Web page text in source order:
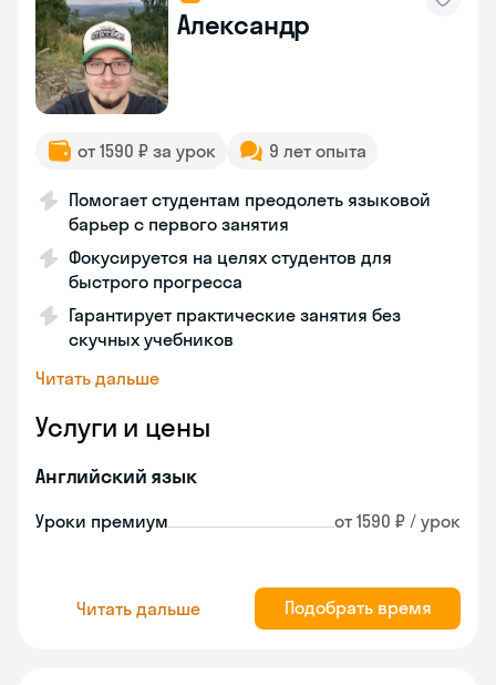
Александр
от 1590 ₽ за урок 9 лет опыта
Помогает студентам преодолеть языковой
барьер с первого занятия
Фокусируется на целях студентов для
быстрого прогресса
Гарантирует практические занятия без
скучных учебников
Читать дальше
Услуги и цены
Английский язык
Уроки премиум от 1590 ₽ / урок
Читать дальше Подобрать время